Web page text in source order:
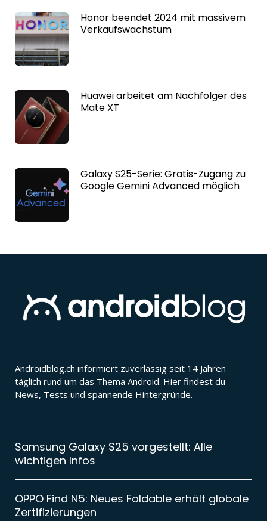
Honor beendet 2024 mit massivem
Verkaufswachstum
Huawei arbeitet am Nachfolger des
Mate XT
Galaxy S25-Serie: Gratis-Zugang zu
Google Gemini Advanced möglich
Androidblog.ch informiert zuverlässig seit 14 Jahren
täglich rund um das Thema Android. Hier findest du
News, Tests und spannende Hintergründe.
Samsung Galaxy S25 vorgestellt: Alle
wichtigen Infos
OPPO Find N5: Neues Foldable erhält globale
Zertifizierungen